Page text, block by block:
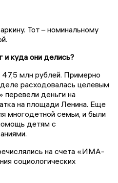
Тот – номинальному
и куда они делись?
47,5 млн рублей. Примерно
расходовалась целевым
деньги на
на площади Ленина. Еще
многодетной семьи, и были
детям с
на счета «ИМА-
социологических